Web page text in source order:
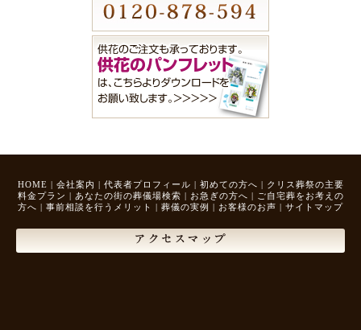
HOME | 会社案内 | 代表者プロフィール | 初めての方へ | クリス葬祭の主要
料金プラン | あなたの街の葬儀場検索 | お急ぎの方へ | ご自宅葬をお考えの
方へ | 事前相談を行うメリット | 葬儀の実例 | お客様のお声 | サイトマップ
アクセスマップ